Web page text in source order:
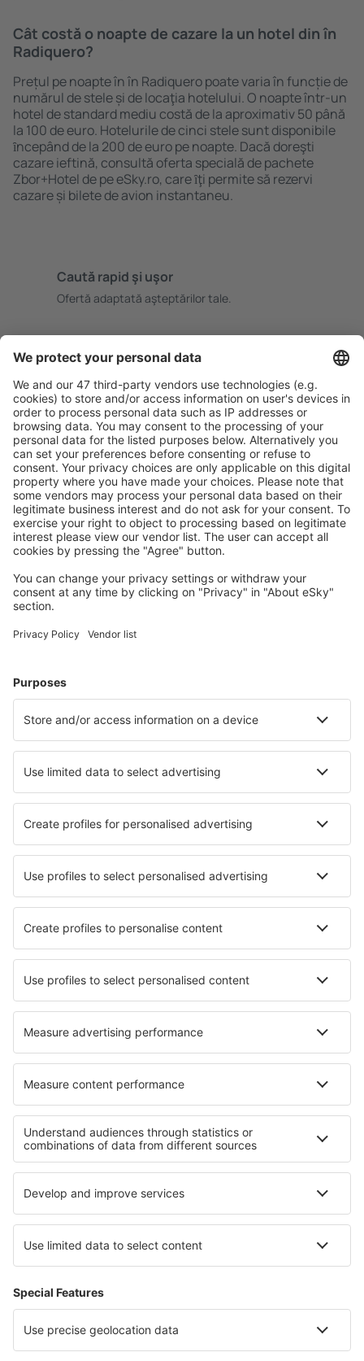
Cât costă o noapte de cazare la un hotel din în
Radiquero?
Prețul pe noapte în în Radiquero poate varia în funcție de
numărul de stele și de locaţia hotelului. O noapte într-un
hotel de standard mediu costă de la aproximativ 50 până
la 100 de euro. Hotelurile de cinci stele sunt disponibile
ȋncepând de la 200 de euro pe noapte. Dacă doreşti
cazare ieftină, consultă oferta specială de pachete
Zbor+Hotel de pe eSky.ro, care ȋţi permite să rezervi
cazare și bilete de avion instantaneu.
Caută rapid şi uşor
Ofertă adaptată aşteptărilor tale.
Rezervare fără griji cu opțiune gratuită de anulare.
Economiseşte mai mult
Prețuri atractive și oferte speciale pentru utilizatorii
conectați.
Cazarea preferată
Alege din peste 1,3 mil. de opţiuni: hoteluri, cabane,
apartamente și altele.
Cele mai căutate hoteluri de către utilizatorii eSky
Hoteluri în Spania - Orașe populare
Hoteluri în Barcelona
Hoteluri în Madrid Hoteluri în Esquinzo
Hoteluri în Cala d´Or Hoteluri în Puerto del Rosario
Hoteluri în Elche Hoteluri în Rosas
Cele mai bune hoteluri - orașe
Hoteluri în Moordrecht Hoteluri în Döbrönte
Hoteluri în Fresnay-le-Samson Hoteluri în Piau Engaly
Hoteluri în Polvica Di Nola Hoteluri în Bollezeele
Hoteluri în Asbro Hoteluri în Horseshoe Bend
Cele mai bune hoteluri - regiuni
Hoteluri in Ibiza Hoteluri in Castilia și León
Hoteluri in Menorca Hoteluri in Costa de Almeria
Hoteluri in Galicia Hoteluri în Praia do Forte
Hoteluri in Peninsula Sinai
Hoteluri la Parcul Național Great Smoky Mountains